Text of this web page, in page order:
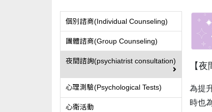
個別諮商(Individual Counseling)
團體諮商(Group Counseling)
夜間諮詢(psychiatrist consultation)
心理測驗(Psychological Tests)
心衛活動
【
為提
時也